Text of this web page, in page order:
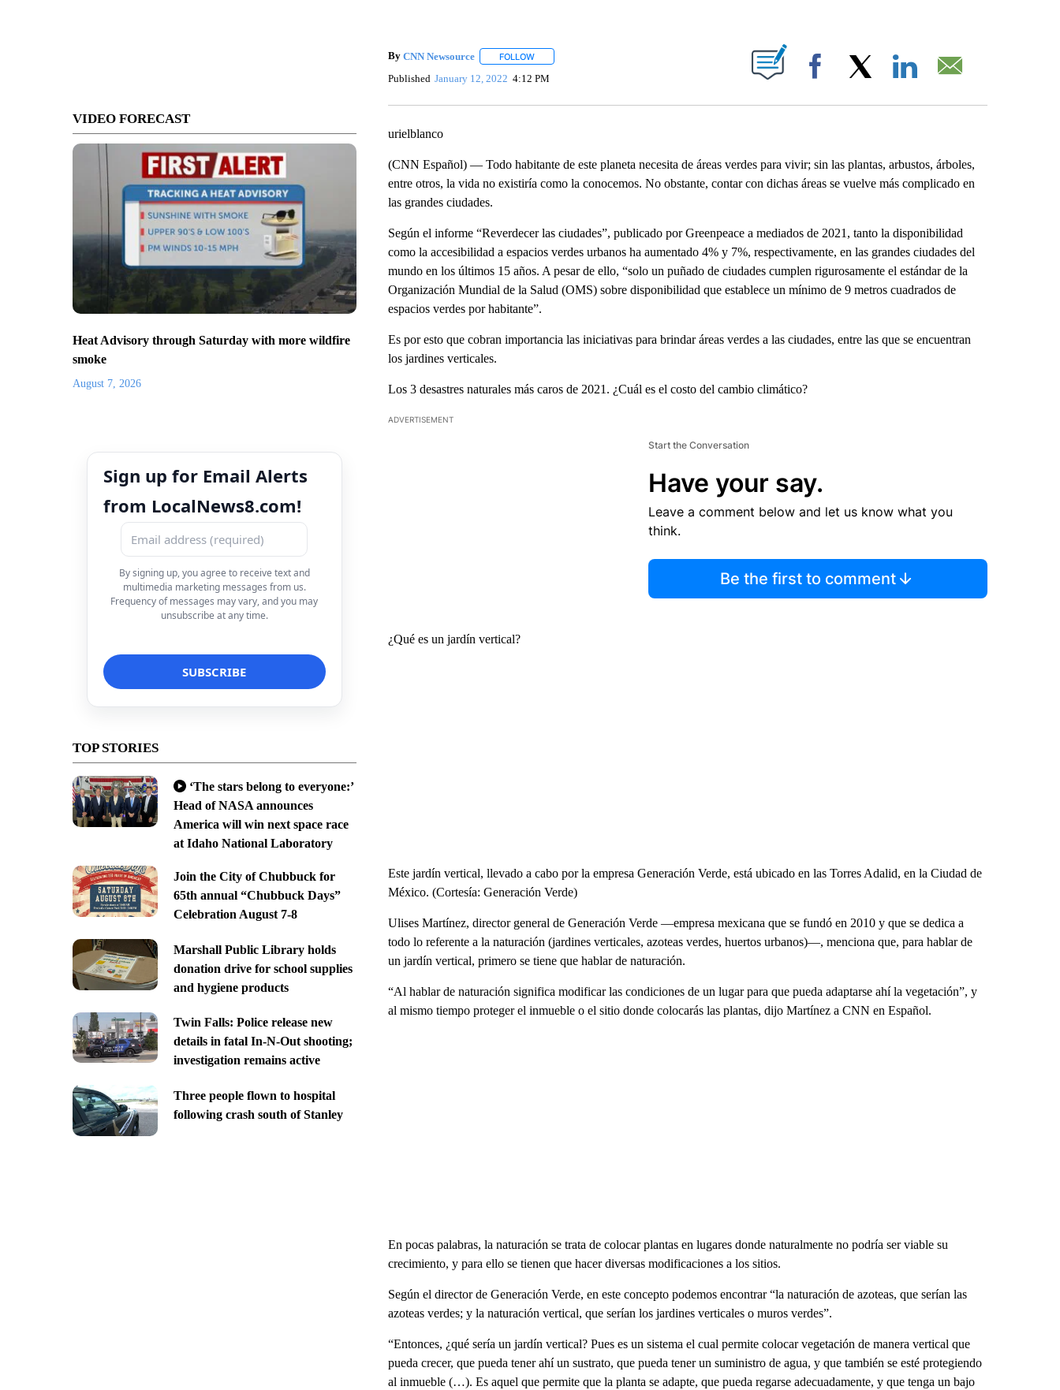
VIDEO FORECAST
Heat Advisory through Saturday with more wildfire
smoke
August 7, 2026
Sign up for Email Alerts
from LocalNews8.com!
By signing up, you agree to receive text and
multimedia marketing messages from us.
Frequency of messages may vary, and you may
unsubscribe at any time.
TOP STORIES
‘The stars belong to everyone:’
Head of NASA announces
America will win next space race
at Idaho National Laboratory
Join the City of Chubbuck for
65th annual “Chubbuck Days”
Celebration August 7-8
Marshall Public Library holds
donation drive for school supplies
and hygiene products
Twin Falls: Police release new
details in fatal In-N-Out shooting;
investigation remains active
Three people flown to hospital
following crash south of Stanley
By CNN Newsource FOLLOWFOLLOW "" TO RECEIVE NOTIFICATIONS ABOUT NEW PAGES ON "".
Published January 12, 2022 4:12 PM Facebook
urielblanco
(CNN Español) — Todo habitante de este planeta necesita de áreas verdes para vivir; sin las plantas, arbustos, árboles,
entre otros, la vida no existiría como la conocemos. No obstante, contar con dichas áreas se vuelve más complicado en
las grandes ciudades.
Según el informe “Reverdecer las ciudades”, publicado por Greenpeace a mediados de 2021, tanto la disponibilidad
como la accesibilidad a espacios verdes urbanos ha aumentado 4% y 7%, respectivamente, en las grandes ciudades del
mundo en los últimos 15 años. A pesar de ello, “solo un puñado de ciudades cumplen rigurosamente el estándar de la
Organización Mundial de la Salud (OMS) sobre disponibilidad que establece un mínimo de 9 metros cuadrados de
espacios verdes por habitante”.
Es por esto que cobran importancia las iniciativas para brindar áreas verdes a las ciudades, entre las que se encuentran
los jardines verticales.
Los 3 desastres naturales más caros de 2021. ¿Cuál es el costo del cambio climático?
ADVERTISEMENT
Start the Conversation
Have your say.
Leave a comment below and let us know what you
think.
Be the first to comment
¿Qué es un jardín vertical?
Este jardín vertical, llevado a cabo por la empresa Generación Verde, está ubicado en las Torres Adalid, en la Ciudad de
México. (Cortesía: Generación Verde)
Ulises Martínez, director general de Generación Verde —empresa mexicana que se fundó en 2010 y que se dedica a
todo lo referente a la naturación (jardines verticales, azoteas verdes, huertos urbanos)—, menciona que, para hablar de
un jardín vertical, primero se tiene que hablar de naturación.
“Al hablar de naturación significa modificar las condiciones de un lugar para que pueda adaptarse ahí la vegetación”, y
al mismo tiempo proteger el inmueble o el sitio donde colocarás las plantas, dijo Martínez a CNN en Español.
En pocas palabras, la naturación se trata de colocar plantas en lugares donde naturalmente no podría ser viable su
crecimiento, y para ello se tienen que hacer diversas modificaciones a los sitios.
Según el director de Generación Verde, en este concepto podemos encontrar “la naturación de azoteas, que serían las
azoteas verdes; y la naturación vertical, que serían los jardines verticales o muros verdes”.
“Entonces, ¿qué sería un jardín vertical? Pues es un sistema el cual permite colocar vegetación de manera vertical que
pueda crecer, que pueda tener ahí un sustrato, que pueda tener un suministro de agua, y que también se esté protegiendo
al inmueble (…). Es aquel que permite que la planta se adapte, que pueda regarse adecuadamente, y que tenga un bajo